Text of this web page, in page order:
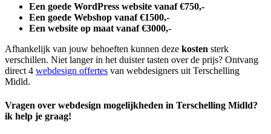
Een goede WordPress website vanaf €750,-
Een goede Webshop vanaf €1500,-
Een website op maat vanaf €3000,-
Afhankelijk van jouw behoeften kunnen deze kosten sterk
verschillen. Niet langer in het duister tasten over de prijs? Ontvang
direct 4 webdesign offertes van webdesigners uit Terschelling
Midld.
Vragen over webdesign mogelijkheden in Terschelling Midld?
ik help je graag!